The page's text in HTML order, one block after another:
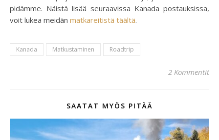
pidämme. Näistä lisää seuraavissa Kanada postauksissa,
voit lukea meidän matkareitistä täältä.
Kanada Matkustaminen Roadtrip
2 Kommentit
SAATAT MYÖS PITÄÄ